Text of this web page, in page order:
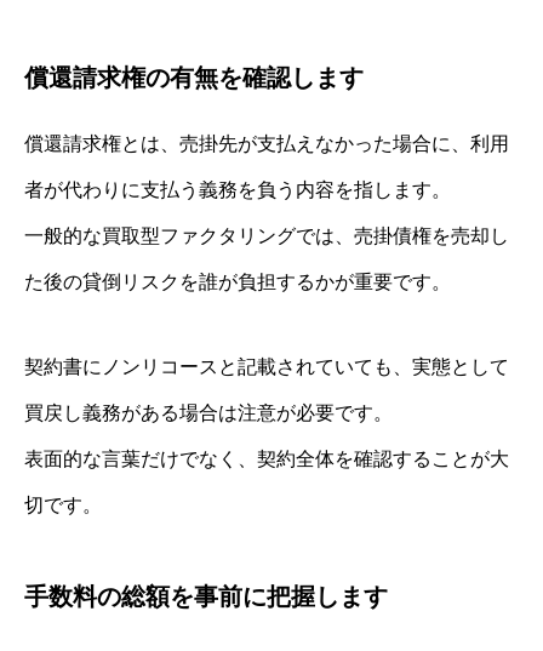
償還請求権の有無を確認します
償還請求権とは、売掛先が支払えなかった場合に、利用
者が代わりに支払う義務を負う内容を指します。
一般的な買取型ファクタリングでは、売掛債権を売却し
た後の貸倒リスクを誰が負担するかが重要です。
契約書にノンリコースと記載されていても、実態として
買戻し義務がある場合は注意が必要です。
表面的な言葉だけでなく、契約全体を確認することが大
切です。
手数料の総額を事前に把握します